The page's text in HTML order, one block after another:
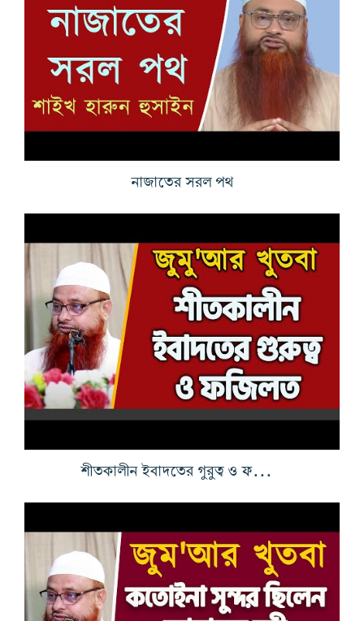
নাজাতের সরল পথ
শীতকালীন ইবাদতের গুরুত্ব ও ফজিলত